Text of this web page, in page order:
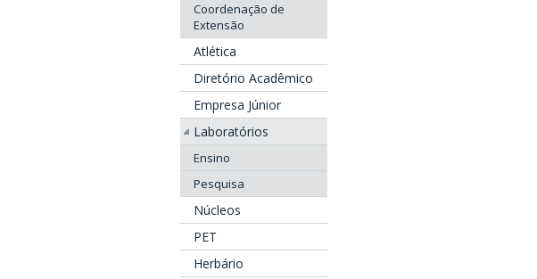
Coordenação de
Extensão
Atlética
Diretório Acadêmico
Empresa Júnior
Laboratórios
Ensino
Pesquisa
Núcleos
PET
Herbário